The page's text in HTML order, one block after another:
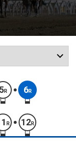
5R 6R
R 12R